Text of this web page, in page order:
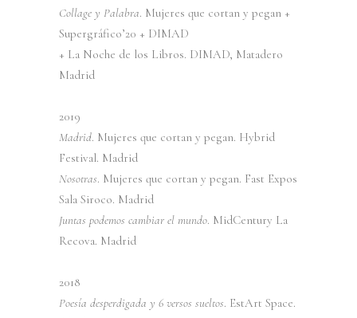
Collage y Palabra. Mujeres que cortan y pegan +
Supergráfico’20 + DIMAD
+ La Noche de los Libros. DIMAD, Matadero
Madrid
2019
Madrid. Mujeres que cortan y pegan. Hybrid
Festival. Madrid
Nosotras. Mujeres que cortan y pegan. Fast Expos
Sala Siroco. Madrid
Juntas podemos cambiar el mundo. MidCentury La
Recova. Madrid
2018
Poesía desperdigada y 6 versos sueltos. EstArt Space.